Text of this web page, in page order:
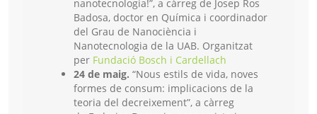
nanotecnologia!”, a càrreg de Josep Ros
Badosa, doctor en Química i coordinador
del Grau de Nanociència i
Nanotecnologia de la UAB. Organitzat
per Fundació Bosch i Cardellach
24 de maig. “Nous estils de vida, noves
formes de consum: implicacions de la
teoria del decreixement”, a càrreg